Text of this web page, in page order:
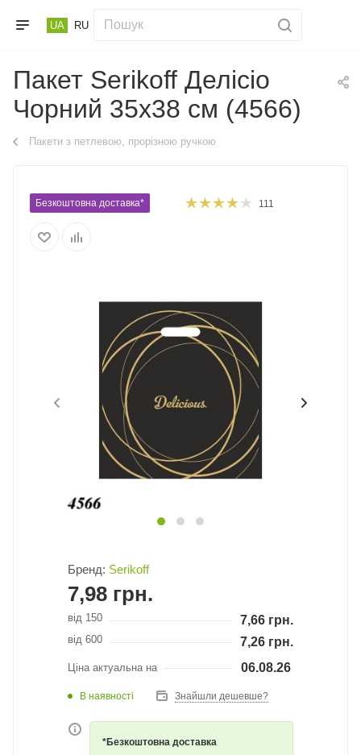
UA RU
Пакет Serikoff Делісіо
Чорний 35х38 см (4566)
Пакети з петлевою, прорізною ручкою
Безкоштовна доставка* 111
Бренд: Serikoff
7,98 грн.
від 150 7,66 грн.
від 600 7,26 грн.
Ціна актуальна на 06.08.26
В наявності Знайшли дешевше?
*Безкоштовна доставка